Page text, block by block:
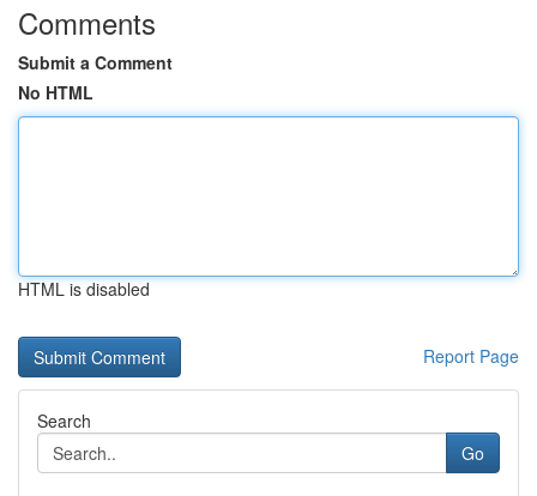
Comments
Submit a Comment
No HTML
HTML is disabled
Report Page
Search
Go